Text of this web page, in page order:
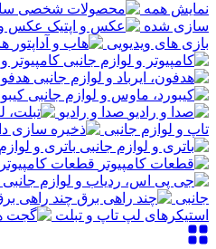
نمایش همه
سازی شده
عکس و
بازی های ویدیویی
کامپیوتر
صدا و رادیو
تاپ و لوازم جانبی
باتری و
قطعات کامپیوتر
جانبی
چند راهی
استیکرهای لپ تاپ و تبلت